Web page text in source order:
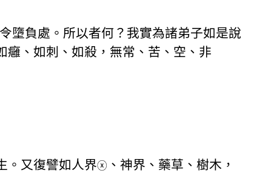
墮負處。所以者何？我實為諸弟子如是說
癰、如刺、如殺，無常、苦、空、非
。又復譬如人界ⓧ 、神界、藥草、樹木，